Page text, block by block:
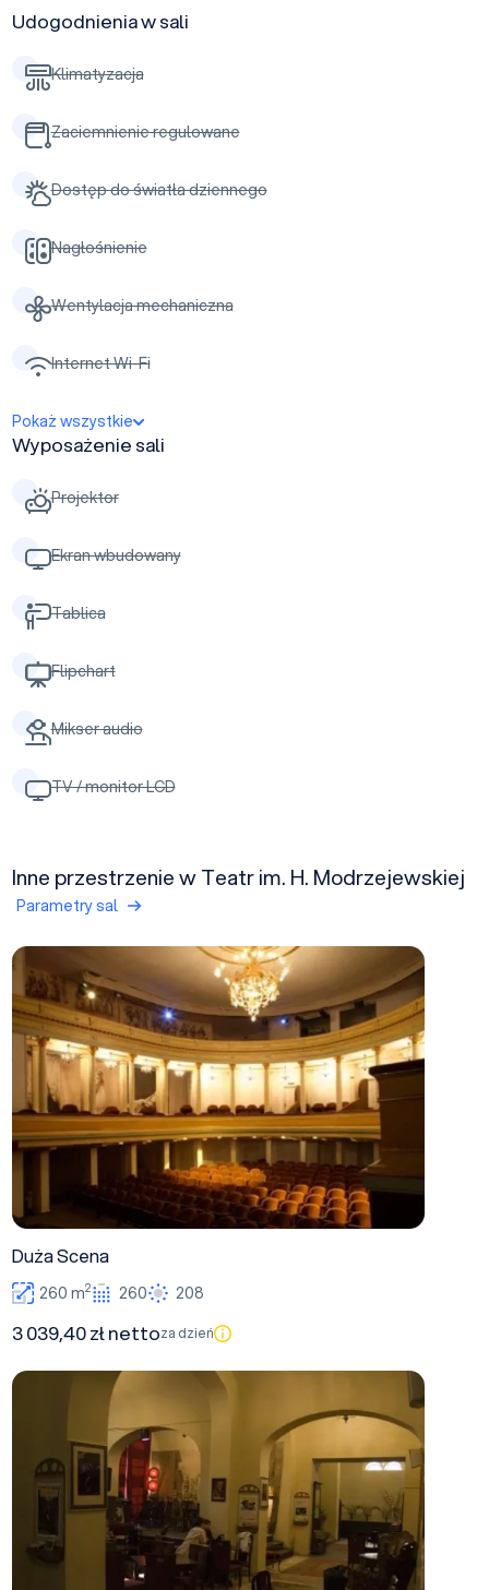
Udogodnienia w sali
Klimatyzacja
Zaciemnienie regulowane
Dostęp do światła dziennego
Nagłośnienie
Wentylacja mechaniczna
Internet Wi-Fi
Pokaż wszystkie
Wyposażenie sali
Projektor
Ekran wbudowany
Tablica
Flipchart
Mikser audio
TV / monitor LCD
Inne przestrzenie w Teatr im. H. Modrzejewskiej
Parametry sal
Duża Scena
260 m2 260 208
3 039,40 zł nettoza dzień
Caffe Modjeska